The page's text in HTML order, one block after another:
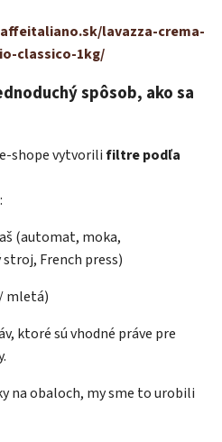
lavazza-crema-
classico-1kg/
spôsob, ako sa
shope vytvorilifiltre podľa
(automat, moka,
French press)
mletá)
ktoré sú vhodné práve pre
na obaloch, my sme to urobili